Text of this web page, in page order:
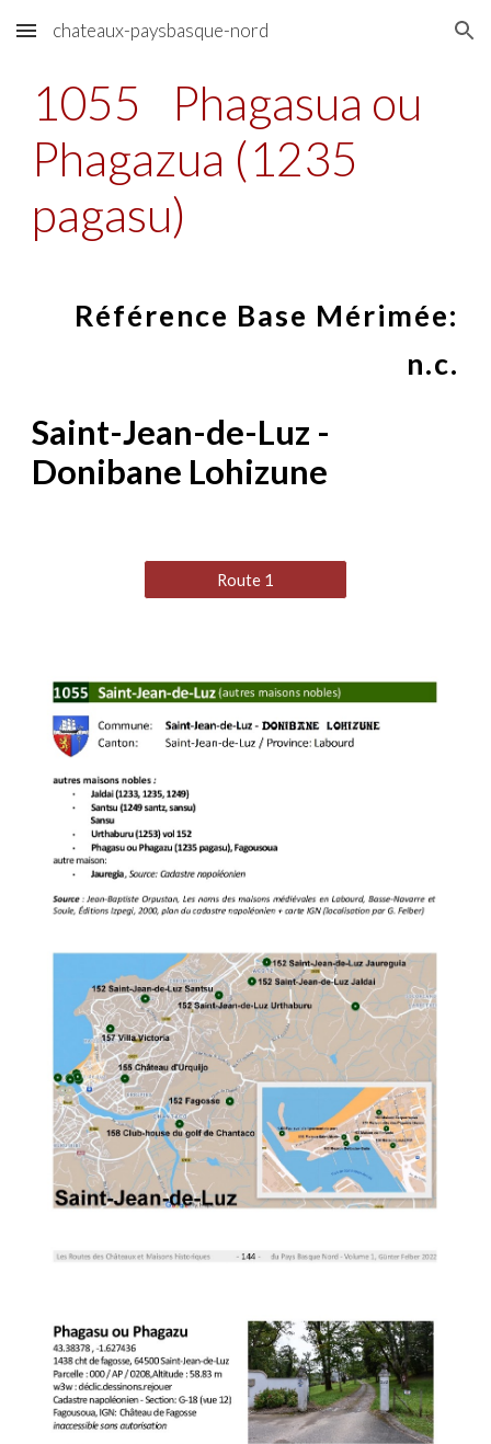
Skip to main content Skip to navigation
chateaux-paysbasque-nord
1055
Phagasua ou
Phagazua (1235
pagasu)
Référence Base Mérimée:
n.c.
Saint-Jean-de-Luz -
Donibane Lohizune
Route 1